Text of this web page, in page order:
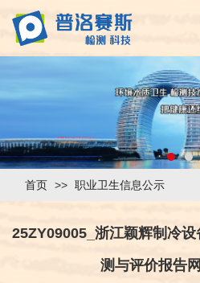
首页 >> 职业卫生信息公示
25ZY09005_浙江颖辉制冷
测与评价报告